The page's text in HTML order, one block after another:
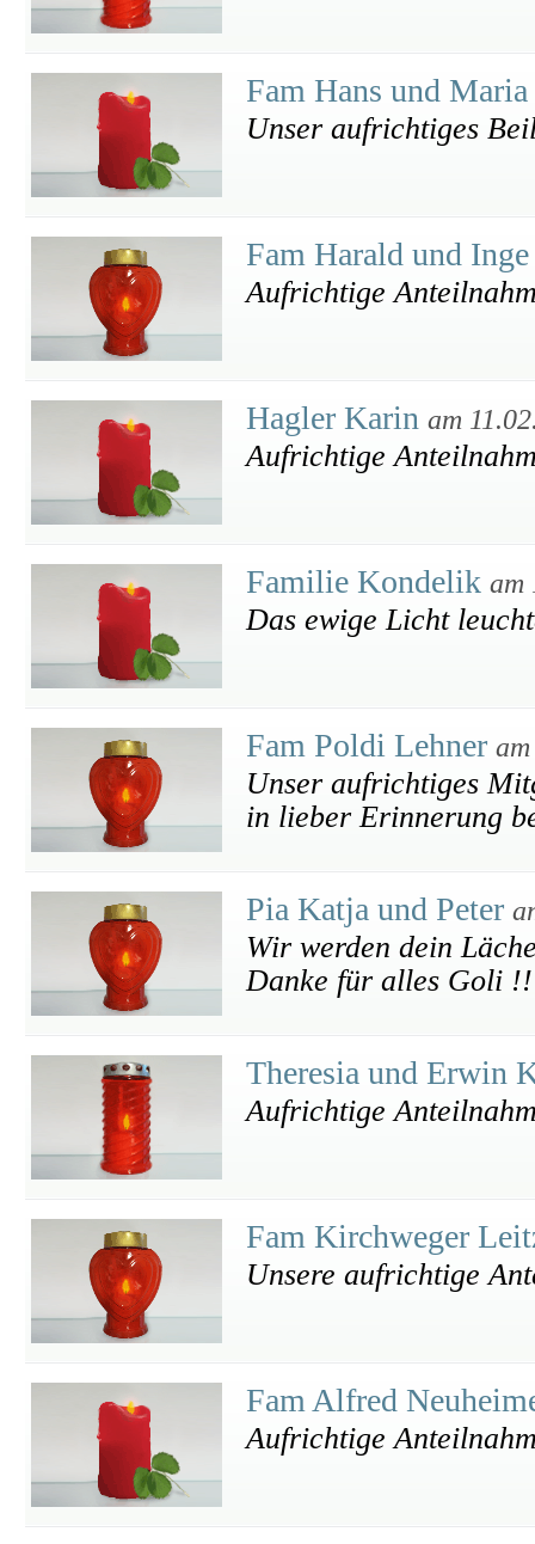
Fam Hans und
Unser aufrichtiges
Fam Harald und
Aufrichtige
Hagler Karin am
Aufrichtige
Familie Kondelik am
Das ewige Licht
Fam Poldi Lehner
Unser aufrichtiges
in lieber Erinnerung
Pia Katja und Peter
Wir werden dein
Danke für alles Goli
Theresia und Erwin
Aufrichtige
Fam Kirchweger
Unsere aufrichtige
Fam Alfred
Aufrichtige